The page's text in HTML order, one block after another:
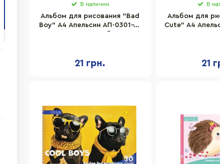
В наличии
Альбом для рисования "Bad
Boy" A4 Апельсин АП-0301-6,
21 грн.
В
Альбом для
Cute" A4
21